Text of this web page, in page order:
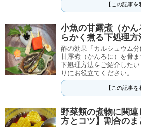
【この記事
小魚の甘露煮（か
らかく煮る下処理方
酢の効果「カルシュウム
甘露煮（かんろに）を骨
下処理方法をご紹介した
りにお役立てください。
【この記事
野菜類の煮物に関
方とコツ】割合のま